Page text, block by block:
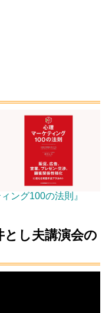
ング100の法則』
とし夫講演会の